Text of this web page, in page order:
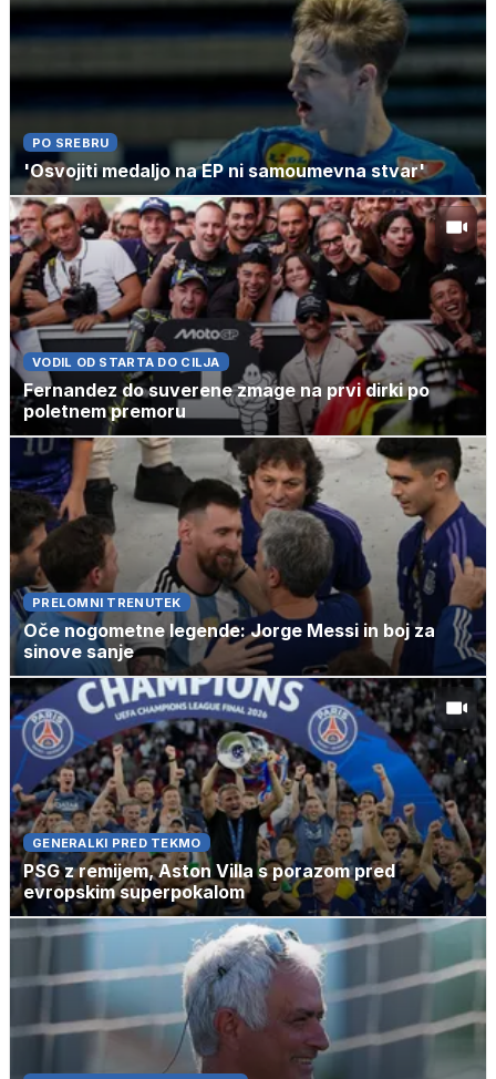
PO SREBRU
'Osvojiti medaljo na EP ni samoumevna stvar'
VODIL OD STARTA DO CILJA
Fernandez do suverene zmage na prvi dirki po
poletnem premoru
PRELOMNI TRENUTEK
Oče nogometne legende: Jorge Messi in boj za
sinove sanje
GENERALKI PRED TEKMO
PSG z remijem, Aston Villa s porazom pred
evropskim superpokalom